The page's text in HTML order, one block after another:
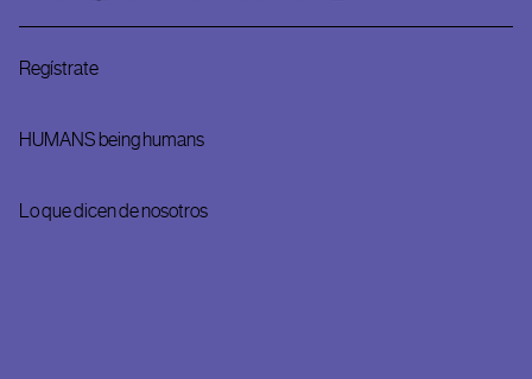
Regístrate
HUMANS being humans
Lo que dicen de nosotros